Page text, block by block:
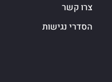
צרו קשר
הסדרי נגישות